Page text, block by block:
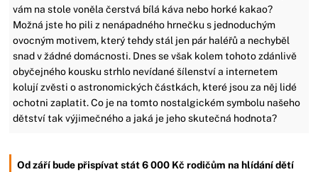
vám na stole voněla čerstvá bílá káva nebo horké kakao?
Možná jste ho pili z nenápadného hrnečku s jednoduchým
ovocným motivem, který tehdy stál jen pár haléřů a nechyběl
snad v žádné domácnosti. Dnes se však kolem tohoto zdánlivě
obyčejného kousku strhlo nevídané šílenství a internetem
kolují zvěsti o astronomických částkách, které jsou za něj lidé
ochotni zaplatit. Co je na tomto nostalgickém symbolu našeho
dětství tak výjimečného a jaká je jeho skutečná hodnota?
Od září bude přispívat stát 6 000 Kč rodičům na hlídání dětí